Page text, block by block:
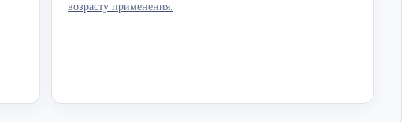
возрасту применения.